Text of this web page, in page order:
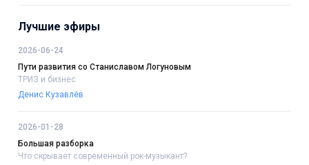
Лучшие эфиры
2026-06-24
Пути развития со Станиславом Логуновым
ТРИЗ и бизнес
Денис Кузавлёв
2026-01-28
Большая разборка
Что скрывает современный рок-музыкант?